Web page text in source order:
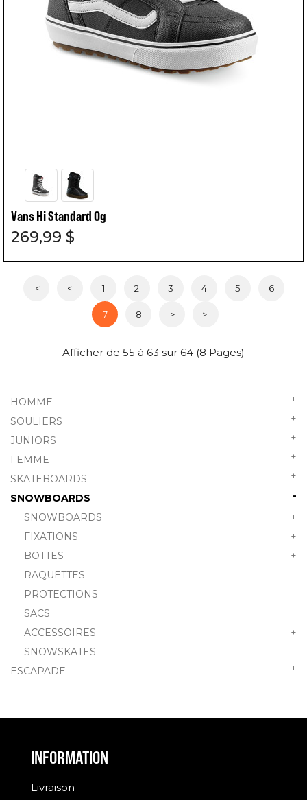
HOMME
+
SOULIERS
+
JUNIORS
+
FEMME
+
SKATEBOARDS
+
SNOWBOARDS
-
SNOWBOARDS
+
FIXATIONS
+
BOTTES
+
RAQUETTES
PROTECTIONS
SACS
ACCESSOIRES
+
SNOWSKATES
ESCAPADE
+
Vans Hi Standard Og
269,99 $
|< < 1 2 3 4 5 6
7 8 > >|
Afficher de 55 à 63 sur 64 (8 Pages)
INFORMATION
Livraison